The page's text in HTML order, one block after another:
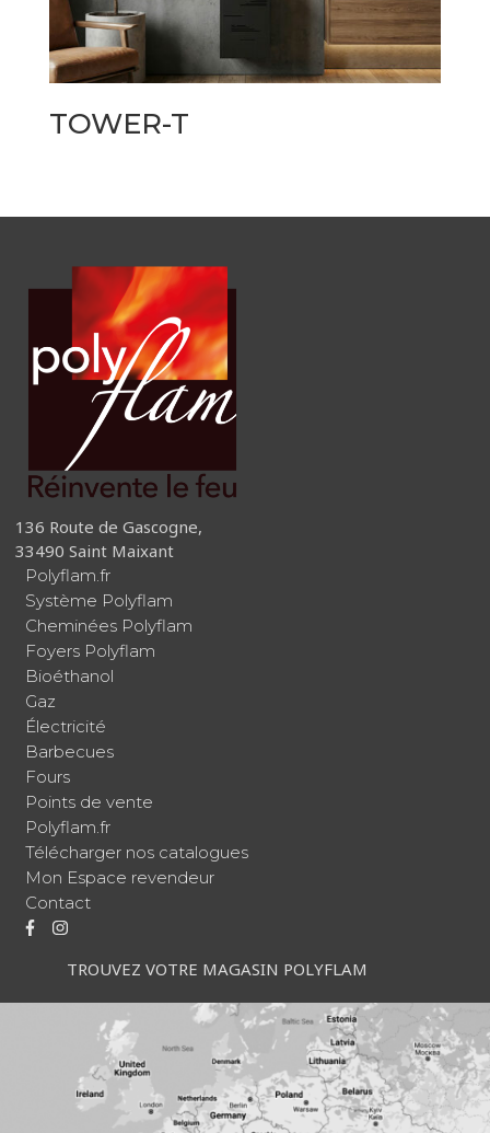
TOWER-T
136 Route de Gascogne,
33490 Saint Maixant
Polyflam.fr
Système Polyflam
Cheminées Polyflam
Foyers Polyflam
Bioéthanol
Gaz
Électricité
Barbecues
Fours
Points de vente
Polyflam.fr
Télécharger nos catalogues
Mon Espace revendeur
Contact
TROUVEZ VOTRE MAGASIN POLYFLAM